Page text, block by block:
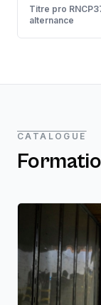
Titre pro
alternance
CATALOGUE